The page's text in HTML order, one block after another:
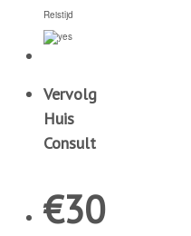
Reistijd
Vervolg
Huis
Consult
€30